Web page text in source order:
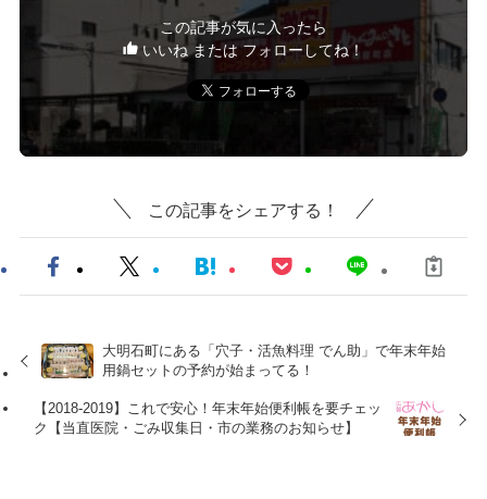
この記事が気に入ったら
いいね または フォローしてね！
この記事をシェアする！
大明石町にある「穴子・活魚料理 でん助」で年末年始
用鍋セットの予約が始まってる！
【2018-2019】これで安心！年末年始便利帳を要チェッ
ク【当直医院・ごみ収集日・市の業務のお知らせ】